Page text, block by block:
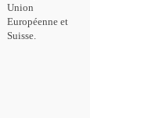
Union
Européenne et
Suisse.